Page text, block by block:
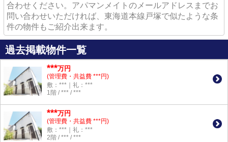
合わせください。アパマンメイトのメールアドレスまでお
問い合わせいただければ、東海道本線戸塚で似たような条
件の物件もご紹介出来ます。
過去掲載物件一覧
***万円
(管理費・共益費 ***円)
敷：***｜礼：***
1階 / *** / ***
***万円
(管理費・共益費 ***円)
敷：***｜礼：***
2階 / *** / ***